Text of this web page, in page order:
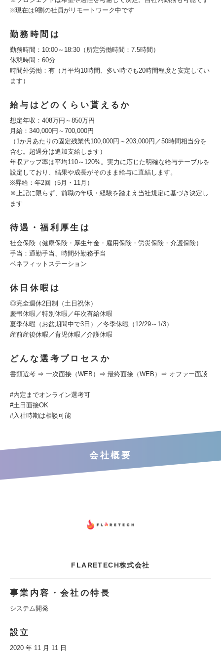
※現在は9割の社員がリモートワーク中です
勤務時間は
勤務時間：10:00～18:30（所定労働時間：7.5時間）
休憩時間：60分
時間外労働：有（月平均10時間、多い時でも20時間程度と安定してい
ます）
給与はどのくらい貰えるか
想定年収：408万円～850万円
月給：340,000円～700,000円
（1か月あたりの固定残業代100,000円～203,000円／50時間相当分を
含む。超過分は追加支給します）
年収アップ率は平均110～120%。実力に応じた明確な給与テーブルを
設定しており、結果や成長がそのまま給与に直結します。
※昇給：年2回（5月・11月）
※上記に限らず、前職の年収・経験を踏まえ当社規定に基づき決定し
ます
待遇・福利厚生は
社会保険（健康保険・厚生年金・雇用保険・労災保険・介護保険）
手当：通勤手当、時間外勤務手当
ベネフィットステーション
休日休暇は
◎完全週休2日制（土日祝休）
慶弔休暇／特別休暇／年次有給休暇
夏季休暇（お盆期間中で3日）／冬季休暇（12/29～1/3）
産前産後休暇／育児休暇／介護休暇
どんな選考プロセスか
書類選考 ⇒ 一次面接（WEB）⇒ 最終面接（WEB）⇒ オファー面談
#内定までオンライン選考可
#土日面接OK
#入社時期は相談可能
会社概要
FLARETECH株式会社
事業内容・会社の特長
システム開発
設立
2020 年 11 月 11 日